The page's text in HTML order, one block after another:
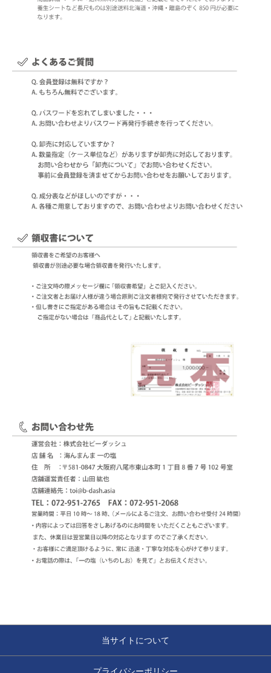
当サイトについて